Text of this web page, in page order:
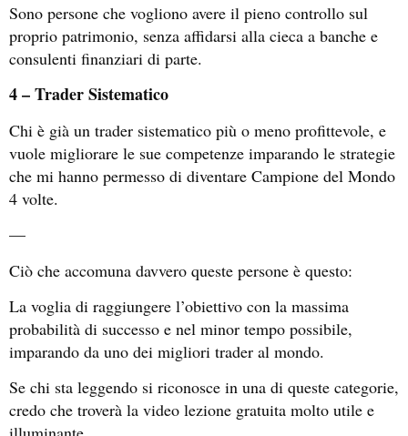
Sono persone che vogliono avere il pieno controllo sul
proprio patrimonio, senza affidarsi alla cieca a banche e
consulenti finanziari di parte.
4 – Trader Sistematico
Chi è già un trader sistematico più o meno profittevole, e
vuole migliorare le sue competenze imparando le strategie
che mi hanno permesso di diventare Campione del Mondo
4 volte.
—
Ciò che accomuna davvero queste persone è questo:
La voglia di raggiungere l’obiettivo con la massima
probabilità di successo e nel minor tempo possibile,
imparando da uno dei migliori trader al mondo.
Se chi sta leggendo si riconosce in una di queste categorie,
credo che troverà la video lezione gratuita molto utile e